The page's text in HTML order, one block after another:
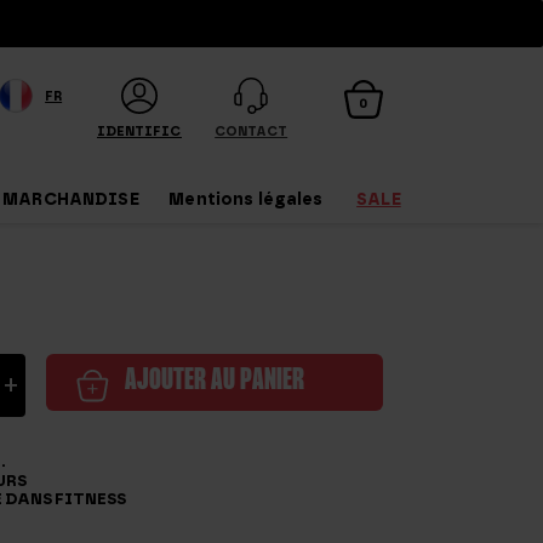
FR
IDENTIFICATIONCONTACT
0
MARCHANDISE Mentions légales SALE
+ AJOUTER AU PANIER
DANS FITNESS